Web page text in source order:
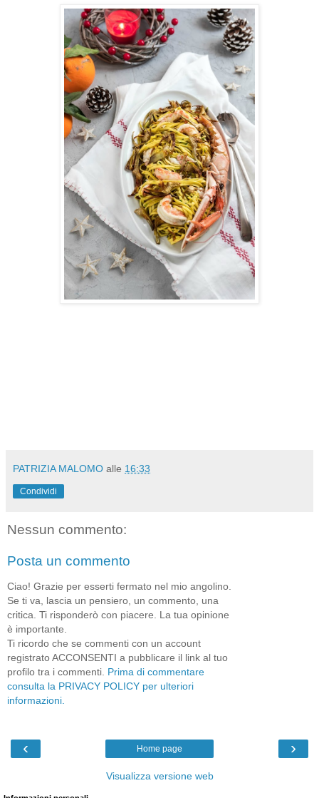
PATRIZIA MALOMO alle 16:33
Condividi
Nessun commento:
Posta un commento
Ciao! Grazie per esserti fermato nel mio angolino.
Se ti va, lascia un pensiero, un commento, una
critica. Ti risponderò con piacere. La tua opinione
è importante.
Ti ricordo che se commenti con un account
registrato ACCONSENTI a pubblicare il link al tuo
profilo tra i commenti. Prima di commentare
consulta la PRIVACY POLICY per ulteriori
informazioni.
‹ ›
Home page
Visualizza versione web